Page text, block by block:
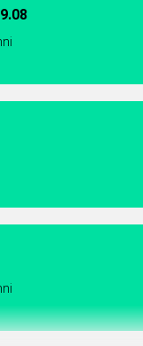
PROMO | 19.08